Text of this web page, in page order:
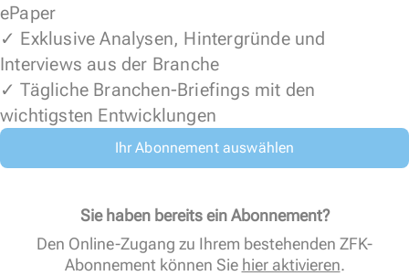
ePaper
✓ Exklusive Analysen, Hintergründe und
Interviews aus der Branche
✓ Tägliche Branchen-Briefings mit den
wichtigsten Entwicklungen
Ihr Abonnement auswählen
Sie haben bereits ein Abonnement?
Den Online-Zugang zu Ihrem bestehenden ZFK-
Abonnement können Sie hier aktivieren.